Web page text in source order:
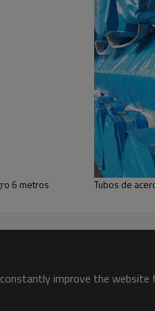
utilizado en
(OEM y ODM)!
6 metros Tubos de
improve the website